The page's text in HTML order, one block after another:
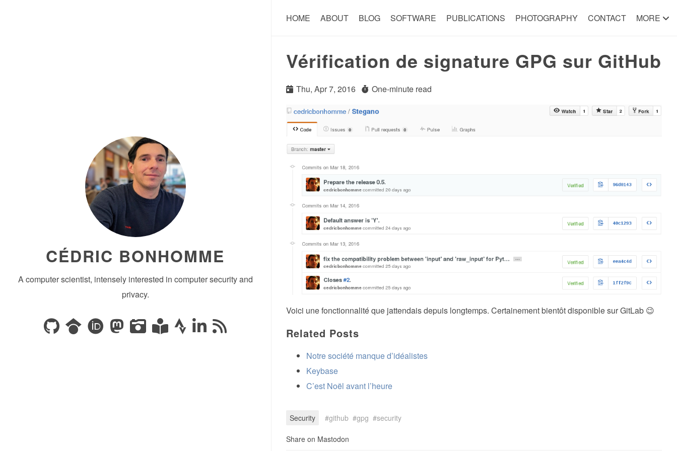
CÉDRIC BONHOMME
A computer scientist, intensely interested in computer security and
privacy.
HOME ABOUT BLOG SOFTWARE PUBLICATIONS PHOTOGRAPHY CONTACT MORE
Vérification de signature GPG sur GitHub
Thu, Apr 7, 2016 One-minute read
Voici une fonctionnalité que jattendais depuis longtemps. Certainement bientôt disponible sur GitLab 😉
Related Posts
Notre société manque d’idéalistes
Keybase
C’est Noël avant l’heure
Security github gpg security
Share on Mastodon